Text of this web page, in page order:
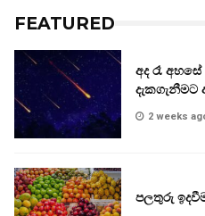
FEATURED
අද රෑ
දැකගැනීමට
2 weeks
පලතුරු